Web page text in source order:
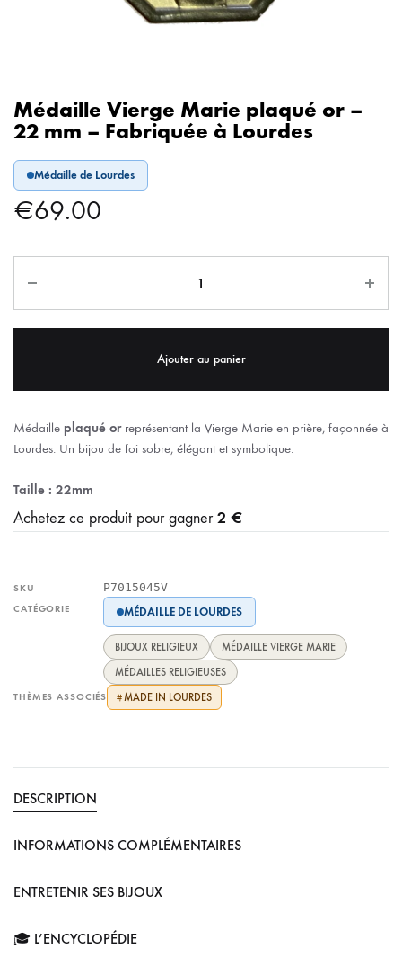
Médaille Vierge Marie plaqué or –
22 mm – Fabriquée à Lourdes
Médaille de Lourdes
€69.00
Ajouter au panier
Médaille plaqué orreprésentant la Vierge Marie en prière, façonnée à
Lourdes. Un bijou de foi sobre, élégant et symbolique.
Taille : 22mm
Achetez ce produit pour gagner2 €
SKU P7015045V
CATÉGORIE MÉDAILLE DE LOURDES
BIJOUX RELIGIEUX
MÉDAILLE VIERGE MARIE
MÉDAILLES RELIGIEUSES
THÈMES ASSOCIÉS # MADE IN LOURDES
DESCRIPTION
INFORMATIONS COMPLÉMENTAIRES
ENTRETENIR SES BIJOUX
🎓 L’ENCYCLOPÉDIE